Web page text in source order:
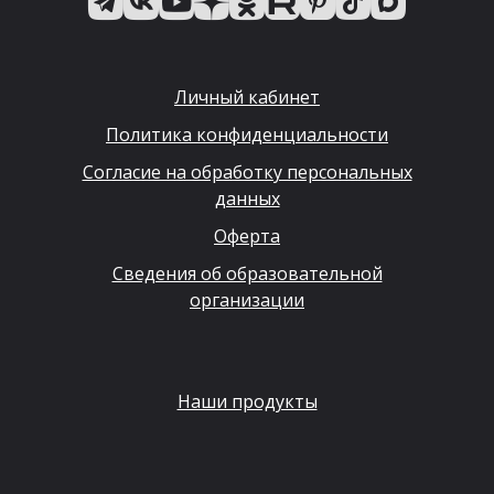
Личный кабинет
Политика конфиденциальности
Согласие на обработку персональных
данных
Оферта
Сведения об образовательной
организации
Наши продукты